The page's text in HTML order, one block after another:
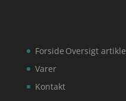
Forside
Varer
Kontakt
Oversigt